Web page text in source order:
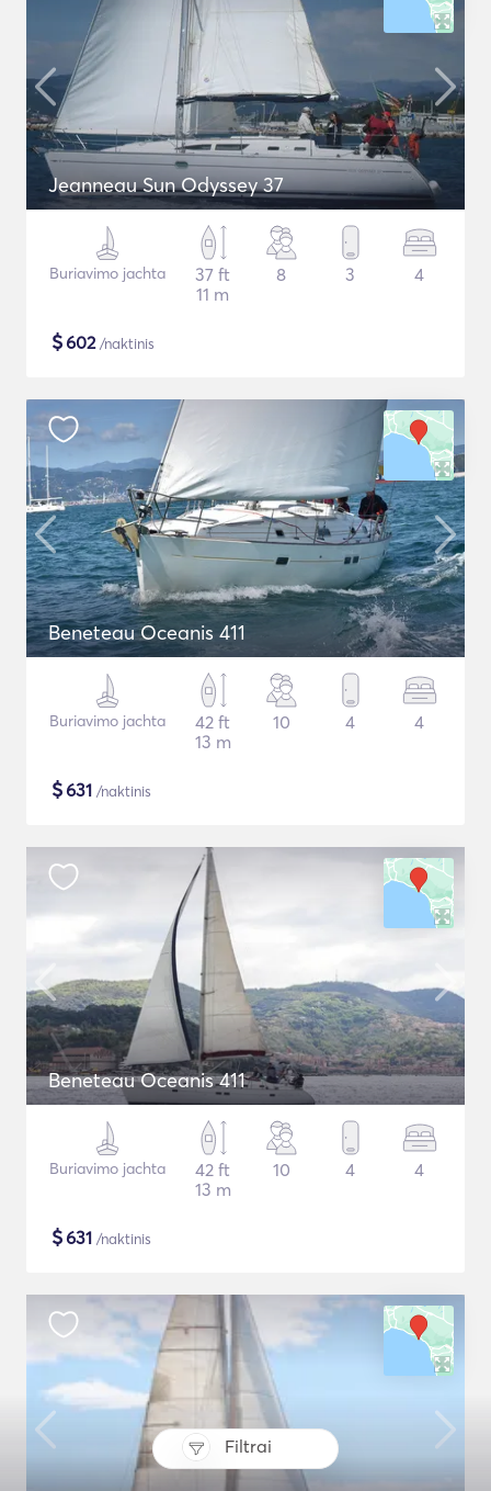
Filtrai
Jeanneau Sun Odyssey 37
Buriavimo jachta
37 ft
11 m
8 3 4
$602/naktinis
Beneteau Oceanis 411
Buriavimo jachta
42 ft
13 m
10 4 4
$631 /naktinis
Beneteau Oceanis 411
Buriavimo jachta
42 ft
13 m
10 4 4
$631 /naktinis